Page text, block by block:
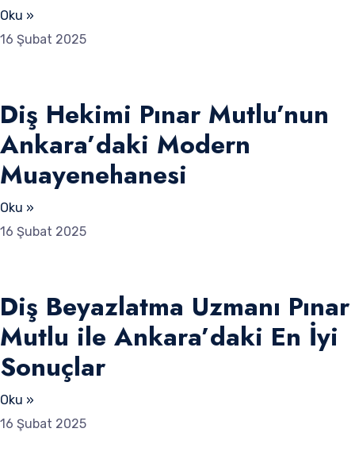
Oku »
16 Şubat 2025
Diş Hekimi Pınar Mutlu’nun
Ankara’daki Modern
Muayenehanesi
Oku »
16 Şubat 2025
Diş Beyazlatma Uzmanı Pınar
Mutlu ile Ankara’daki En İyi
Sonuçlar
Oku »
16 Şubat 2025